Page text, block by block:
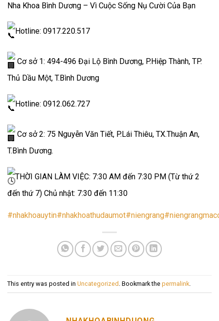
Nha Khoa Bình Dương – Vì Cuộc Sống Nụ Cười Của Bạn
Hotline: 0917.220.517
Cơ sở 1: 494-496 Đại Lộ Bình Dương, P.Hiệp Thành, TP.
Thủ Dầu Một, T.Bình Dương
Hotline: 0912.062.727
Cơ sở 2: 75 Nguyễn Văn Tiết, P.Lái Thiêu, TX.Thuận An,
T.Bình Dương.
THỜI GIAN LÀM VIỆC: 7:30 AM đến 7:30 PM (Từ thứ 2
đến thứ 7) Chủ nhật: 7:30 đến 11:30
#nhakhoauytin#nhakhoathudaumot#niengrang
This entry was posted in Uncategorized . Bookmark the permalink